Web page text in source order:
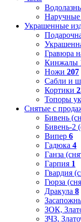
Наручные
Украшенные
Гравюра
Кинжалы
Ножи 207
Сабли и
Кортики
Топоры
Снятые с
Бивень
Бивень-2
Випер 6
Гадюка 4
Ганза
Гарпия 1
Гвардия
Гюрза
Дракула 8
ЗОК,
ЗЧЗ,